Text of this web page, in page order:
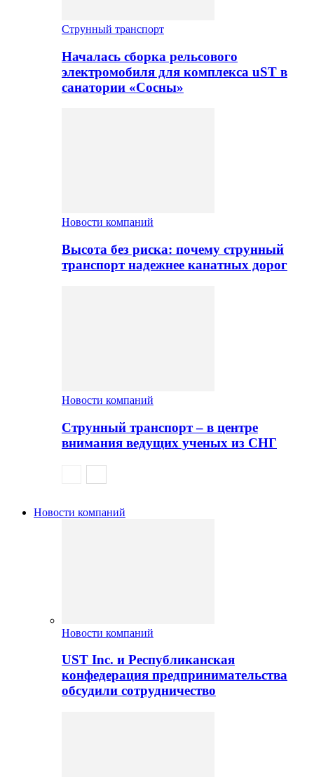
Струнный транспорт
Началась сборка рельсового
электромобиля для комплекса uST в
санатории «Сосны»
Новости компаний
Высота без риска: почему струнный
транспорт надежнее канатных дорог
Новости компаний
Струнный транспорт – в центре
внимания ведущих ученых из СНГ
Новости компаний
Новости компаний
UST Inc. и Республиканская
конфедерация предпринимательства
обсудили сотрудничество